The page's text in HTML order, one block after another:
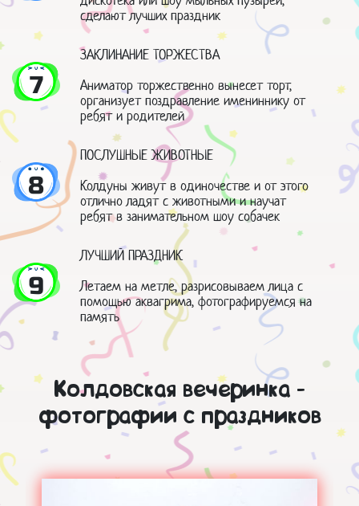
сделают лучших праздник
7
ЗАКЛИНАНИЕ ТОРЖЕСТВА
Аниматор торжественно вынесет торт,
организует поздравление имениннику от
ребят и родителей
8
ПОСЛУШНЫЕ ЖИВОТНЫЕ
Колдуны живут в одиночестве и от этого
отлично ладят с животными и научат
ребят в занимательном шоу собачек
9
ЛУЧШИЙ ПРАЗДНИК
Летаем на метле, разрисовываем лица с
помощью аквагрима, фотографируемся на
память
Колдовская вечеринка -
фотографии с праздников